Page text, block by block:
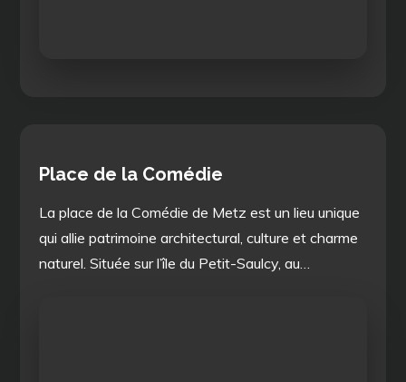
Place de la Comédie
La place de la Comédie de Metz est un lieu unique
qui allie patrimoine architectural, culture et charme
naturel. Située sur l’île du Petit-Saulcy, au…